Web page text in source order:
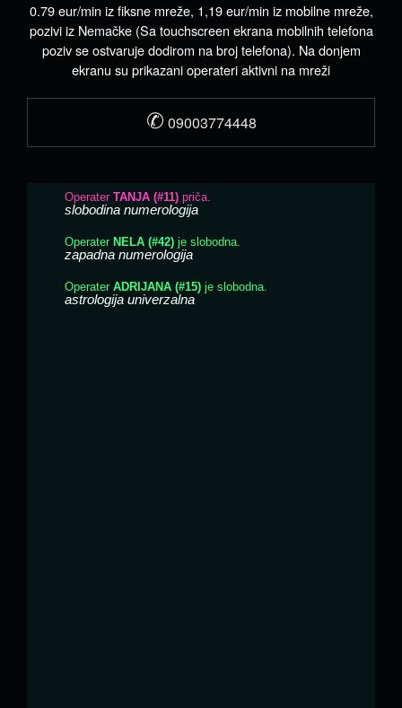
0.79 eur/min iz fiksne mreže, 1,19 eur/min iz mobilne mreže,
pozivi iz Nemačke (Sa touchscreen ekrana mobilnih telefona
poziv se ostvaruje dodirom na broj telefona). Na donjem
ekranu su prikazani operateri aktivni na mreži
✆ 09003774448